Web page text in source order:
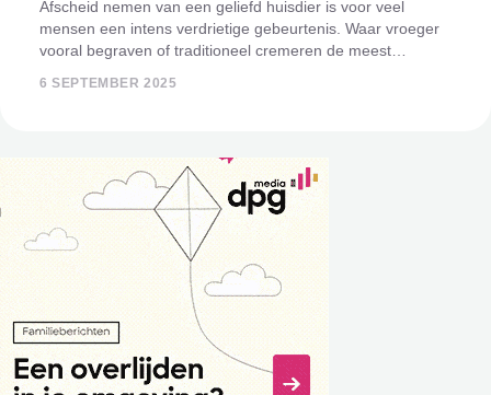
Afscheid nemen van een geliefd huisdier is voor veel
mensen een intens verdrietige gebeurtenis. Waar vroeger
vooral begraven of traditioneel cremeren de meest
6 SEPTEMBER 2025